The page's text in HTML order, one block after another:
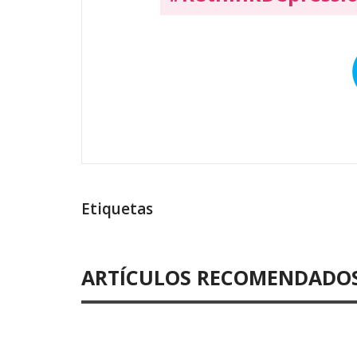
Etiquetas
ARTÍCULOS